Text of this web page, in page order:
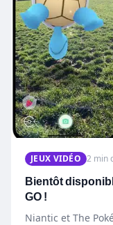
JEUX VIDÉO 2 min
Bientôt
GO !
Niantic et The